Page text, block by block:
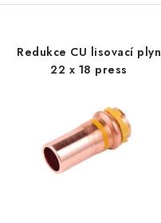
Redukce CU lisovací plyn
22 x 18 press